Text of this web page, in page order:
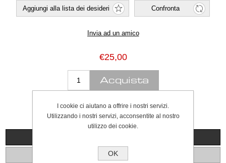
€25,00
Recensioni
I cookie ci aiutano a offrire i nostri servizi.
Utilizzando i nostri servizi, acconsentite al nostro
utilizzo dei cookie.
OK